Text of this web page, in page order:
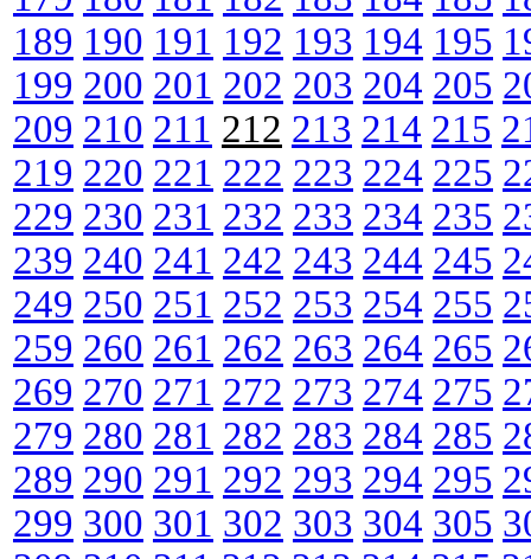
189 190 191 192 193 194 195
199 200 201 202 203 204 205
209 210 211 212 213 214 215
219 220 221 222 223 224 225
229 230 231 232 233 234 235
239 240 241 242 243 244 245
249 250 251 252 253 254 255
259 260 261 262 263 264 265
269 270 271 272 273 274 275
279 280 281 282 283 284 285
289 290 291 292 293 294 295
299 300 301 302 303 304 305